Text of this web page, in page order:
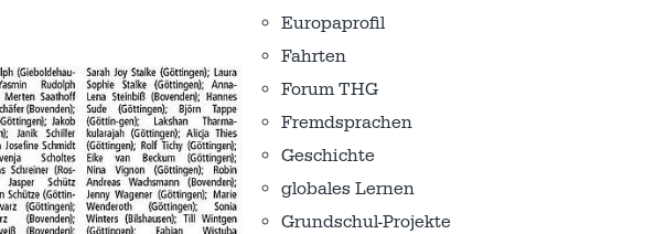
Europaprofil
Fahrten
Forum THG
Fremdsprachen
Geschichte
globales Lernen
Grundschul-Projekte